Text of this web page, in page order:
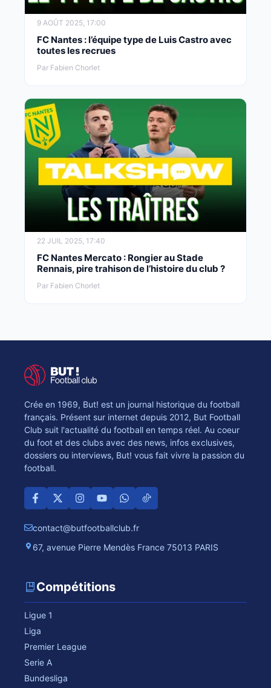
9 AOÛT 2025, 17:00
FC Nantes : l’équipe type de Luis Castro avec
toutes les recrues
Par Fabien Chorlet
22 JUIL 2025, 17:40
FC Nantes Mercato : Rongier au Stade
Rennais, pire trahison de l’histoire du club ?
Par Fabien Chorlet
Crée en 1969, But! est un journal historique du football
français. Présent sur internet depuis 2012, But Football
Club suit l'actualité du football en temps réel. Au coeur
du foot et des clubs avec des news, infos exclusives,
dossiers ou interviews, But! vous fait vivre la passion du
football.
contact@butfootballclub.fr
67, avenue Pierre Mendès France 75013 PARIS
Compétitions
Ligue 1
Liga
Premier League
Serie A
Bundesliga